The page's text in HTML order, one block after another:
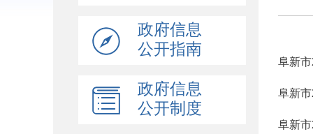
政府信息
公开指南
政府信息
公开制度
阜新
阜新
阜新